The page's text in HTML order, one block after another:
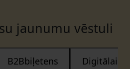
jaunumu vēstuli
B2Bbiļetens Digitālais